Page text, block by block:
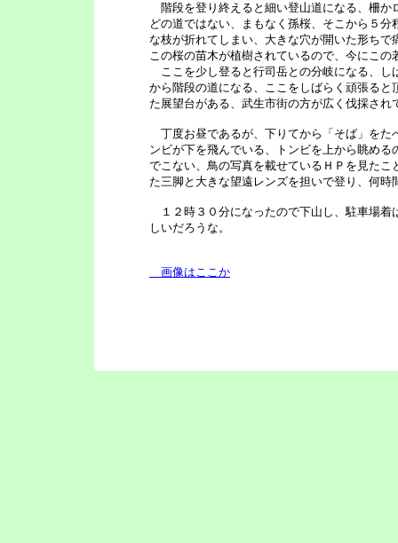
階段を登り終えると細い登山道になる、柵か
どの道ではない、まもなく孫桜、そこから５
な枝が折れてしまい、大きな穴が開いた形ち
この桜の苗木が植樹されているので、今にこ
ここを少し登ると行司岳との分岐になる、し
から階段の道になる、ここをしばらく頑張る
た展望台がある、武生市街の方が広く伐採さ
丁度お昼であるが、下りてから「そば」をた
ンビが下を飛んでいる、トンビを上から眺め
でこない、鳥の写真を載せているＨＰを見た
た三脚と大きな望遠レンズを担いで登り、何時
１２時３０分になったので下山し、駐車場着
しいだろうな。
画像はここか